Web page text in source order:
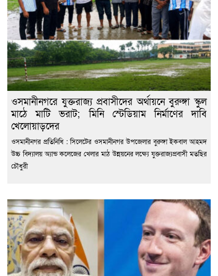
ওসমানীনগরে যুক্তরাজ্য প্রবাসীদের অর্থায়নে বুরুঙ্গা স্কুল
মাঠে মাটি ভরাট; মিনি স্টেডিয়াম নির্মাণের দাবি
খেলোয়াড়দের
ওসমানীনগর প্রতিনিধি : সিলেটের ওসমানীনগর উপজেলার বুরুঙ্গা ইকবাল আহমদ
উচ্চ বিদ্যালয় অ্যান্ড কলেজের খেলার মাঠ উন্নয়নের লক্ষ্যে যুক্তরাজ্যপ্রবাসী মতছির
চৌধুরী